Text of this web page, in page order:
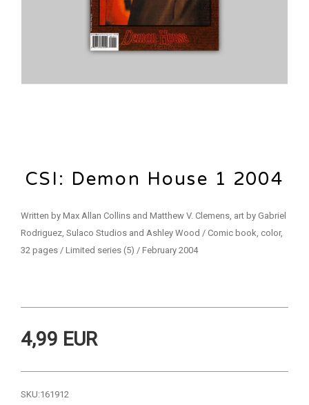
CSI: Demon House 1 2004
Written by Max Allan Collins and Matthew V. Clemens, art by Gabriel
Rodriguez, Sulaco Studios and Ashley Wood / Comic book, color,
32 pages / Limited series (5) / February 2004
4,99 EUR
SKU:161912